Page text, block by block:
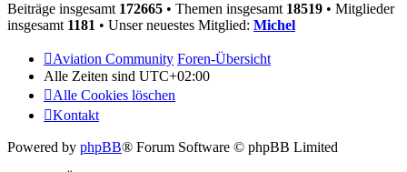
Beiträge insgesamt 172665 • Themen insgesamt 18519 • Mitglieder
insgesamt 1181 • Unser neuestes Mitglied: Michel
Aviation Community Foren-Übersicht
Alle Zeiten sind UTC+02:00
Alle Cookies löschen
Kontakt
Powered by phpBB® Forum Software © phpBB Limited